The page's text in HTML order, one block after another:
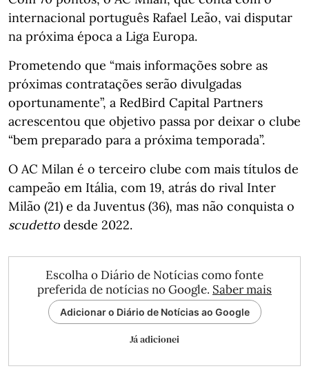
internacional português Rafael Leão, vai disputar
na próxima época a Liga Europa.
Prometendo que “mais informações sobre as
próximas contratações serão divulgadas
oportunamente”, a RedBird Capital Partners
acrescentou que objetivo passa por deixar o clube
“bem preparado para a próxima temporada”.
O AC Milan é o terceiro clube com mais títulos de
campeão em Itália, com 19, atrás do rival Inter
Milão (21) e da Juventus (36), mas não conquista o
scudetto desde 2022.
Escolha o Diário de Notícias como fonte
preferida de notícias no Google. Saber mais
Adicionar o Diário de Notícias ao Google
Já adicionei